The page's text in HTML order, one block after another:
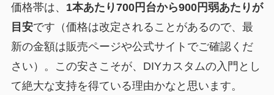
価格帯は、 1本あたり700円台から900円弱あたりが
目安です（価格は改定されることがあるので、最
新の金額は販売ページや公式サイトでご確認くだ
さい）。この安さこそが、DIYカスタムの入門とし
て絶大な支持を得ている理由かなと思います。